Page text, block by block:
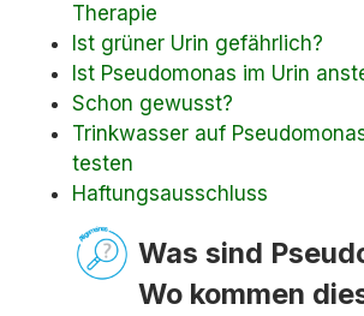
Therapie
Ist grüner Urin gefährlich?
Ist Pseudomonas im Urin
Schon gewusst?
Trinkwasser auf
testen
Haftungsausschluss
Was sind
Wo kommen